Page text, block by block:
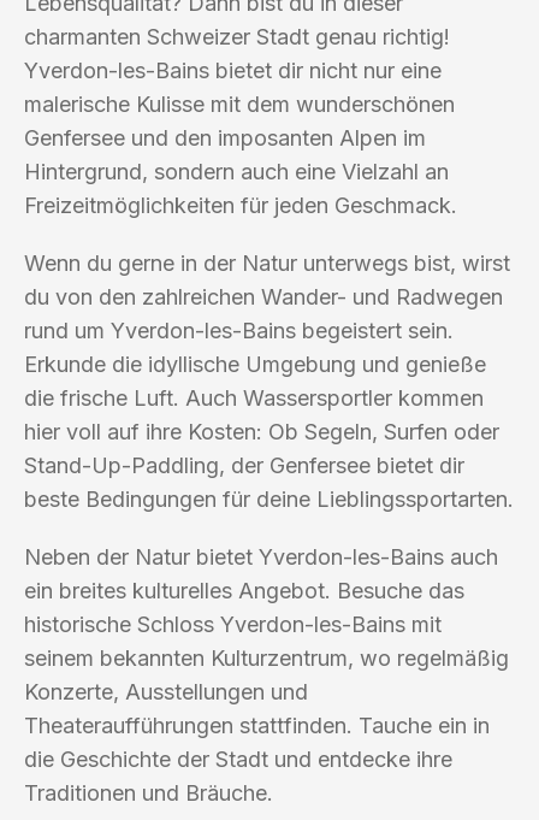
charmanten Schweizer Stadt genau richtig!
Yverdon-les-Bains bietet dir nicht nur eine
malerische Kulisse mit dem wunderschönen
Genfersee und den imposanten Alpen im
Hintergrund, sondern auch eine Vielzahl an
Freizeitmöglichkeiten für jeden Geschmack.
Wenn du gerne in der Natur unterwegs bist, wirst
du von den zahlreichen Wander- und Radwegen
rund um Yverdon-les-Bains begeistert sein.
Erkunde die idyllische Umgebung und genieße
die frische Luft. Auch Wassersportler kommen
hier voll auf ihre Kosten: Ob Segeln, Surfen oder
Stand-Up-Paddling, der Genfersee bietet dir
beste Bedingungen für deine Lieblingssportarten.
Neben der Natur bietet Yverdon-les-Bains auch
ein breites kulturelles Angebot. Besuche das
historische Schloss Yverdon-les-Bains mit
seinem bekannten Kulturzentrum, wo regelmäßig
Konzerte, Ausstellungen und
Theateraufführungen stattfinden. Tauche ein in
die Geschichte der Stadt und entdecke ihre
Traditionen und Bräuche.